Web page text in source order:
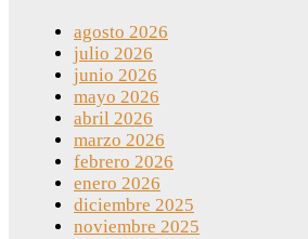
agosto 2026
julio 2026
junio 2026
mayo 2026
abril 2026
marzo 2026
febrero 2026
enero 2026
diciembre 2025
noviembre 2025